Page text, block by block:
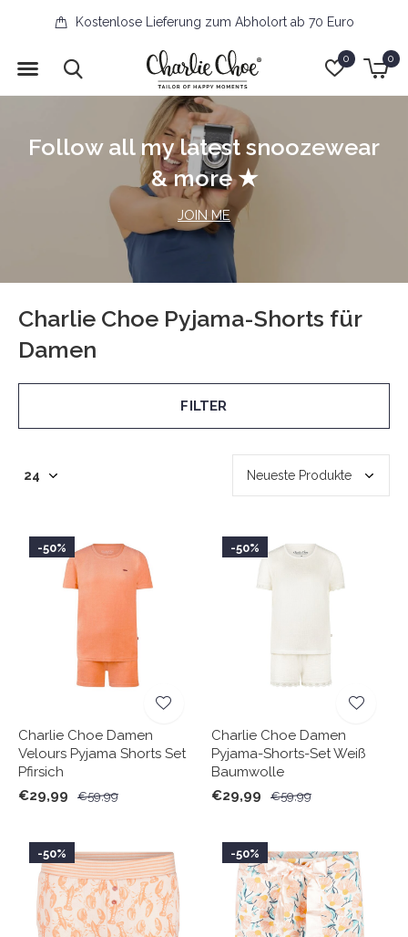
0 0
Kostenlose Lieferung zum Abholort ab 70 Euro
Follow all my latest snoozewear
& more ★
JOIN ME
Charlie Choe Pyjama-Shorts für
Damen
FILTER
-50%
Charlie Choe Damen
Velours Pyjama Shorts Set
Pfirsich
€29,99
€59,99
-50%
Charlie Choe Damen
Pyjama-Shorts-Set Weiß
Baumwolle
€29,99
€59,99
-50% -50%